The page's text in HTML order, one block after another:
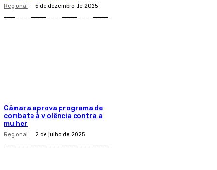
Regional 5 de dezembro de 2025
Câmara aprova programa de
combate à violência contra a
mulher
Regional 2 de julho de 2025